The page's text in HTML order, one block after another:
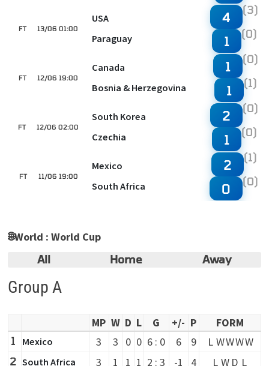
13/06 01:00
FT
USA
Paraguay
4 (3)
1 (0)
12/06 19:00
FT
Canada
Bosnia & Herzegovina
1 (0)
1 (1)
12/06 02:00
FT
South Korea
Czechia
2 (0)
1 (0)
11/06 19:00
FT
Mexico
South Africa
2 (1)
0 (0)
🌐World : World Cup
All Home Away
Group A
MP W D L G +/- P FORM
1 Mexico 3 3 0 0 6 : 0 6 9 L WWWW
2 South Africa 3 1 1 1 2 : 3 -1 4 L W D L